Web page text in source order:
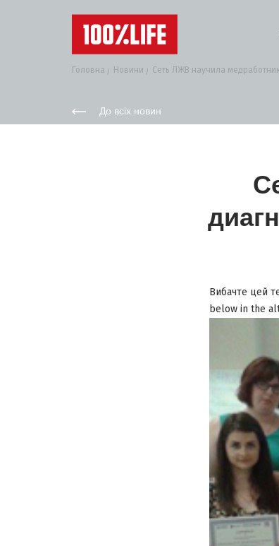
Головна Новини Сеть ЛЖВ научила
До всіх новин
Вибачте цей
below in the